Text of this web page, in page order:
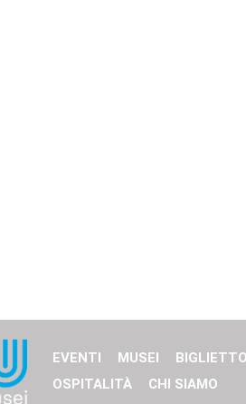
EVENTI MUSEI
OSPITALITÀ
CHI SIAMO